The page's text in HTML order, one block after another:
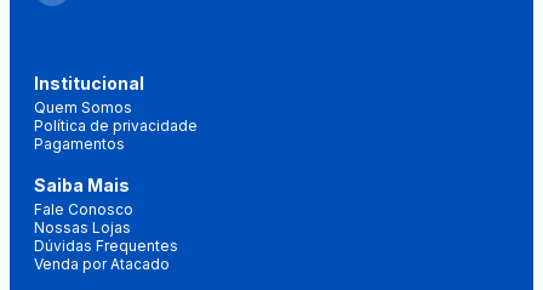
Institucional
Quem Somos
Política de privacidade
Pagamentos
Saiba Mais
Fale Conosco
Nossas Lojas
Dúvidas Frequentes
Venda por Atacado